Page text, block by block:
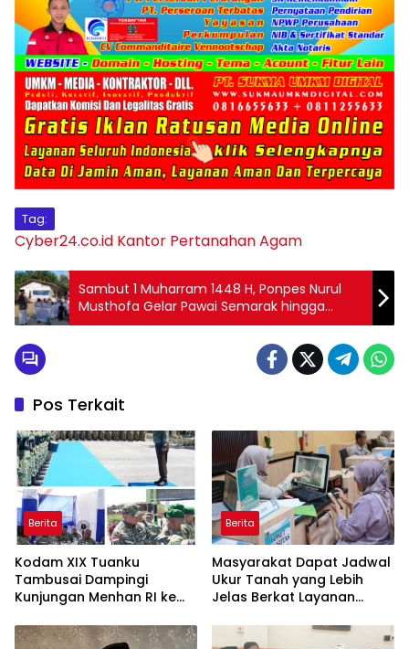
Tag:
Cyber24.co.id Kantor Pertanahan Agam
Sambut 1 Muharram 1448 H, Ponpes Nurul
Musthofa Gelar Pawai Semarak hingga
Wisuda Tahfidz Al-Qur’an
Pos Terkait
Berita
Kodam XIX Tuanku
Tambusai Dampingi
Kunjungan Menhan RI ke
Perkuat Pembangunan
Berita
Masyarakat Dapat Jadwal
Ukur Tanah yang Lebih
Jelas Berkat Layanan